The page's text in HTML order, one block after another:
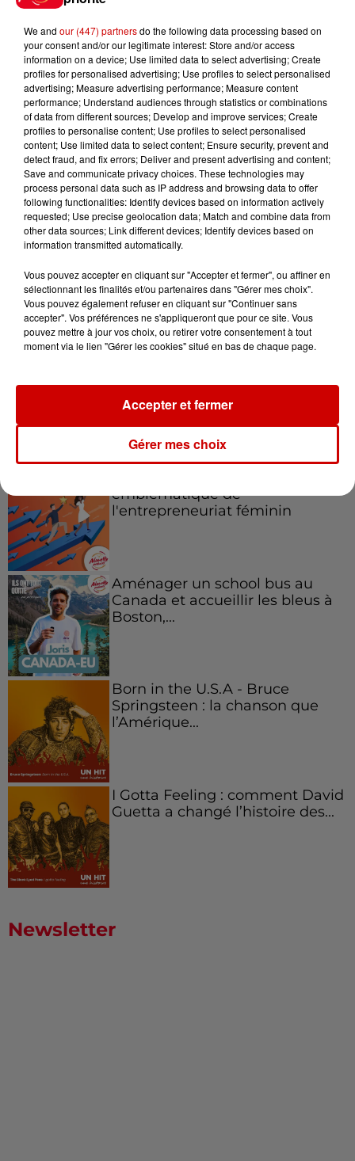
Gagnez vos entrées pour le
Musée du Sport Automobile au
Mans !
Alouette vous invite à
Futuroscope Xperiences !
Le Duel - Gagnez votre balade
en jet ski !
Podcasts
emblématique de
l'entrepreneuriat féminin
Aménager un school bus au
Canada et accueillir les bleus à
Boston,...
Born in the U.S.A - Bruce
Springsteen : la chanson que
l’Amérique...
I Gotta Feeling : comment David
Guetta a changé l’histoire des...
Newsletter
We and our (447) partnersdo the following data processing based on
your consent and/or our legitimate interest: Store and/or access
information on a device; Use limited data to select advertising; Create
profiles for personalised advertising; Use profiles to select personalised
advertising; Measure advertising performance; Measure content
performance; Understand audiences through statistics or combinations
of data from different sources; Develop and improve services; Create
profiles to personalise content; Use profiles to select personalised
content; Use limited data to select content; Ensure security, prevent and
detect fraud, and fix errors; Deliver and present advertising and content;
Save and communicate privacy choices. These technologies may
process personal data such as IP address and browsing data to offer
following functionalities: Identify devices based on information actively
requested; Use precise geolocation data; Match and combine data from
other data sources; Link different devices; Identify devices based on
information transmitted automatically.
Vous pouvez accepter en cliquant sur "Accepter et fermer", ou affiner en
sélectionnant les finalités et/ou partenaires dans "Gérer mes choix".
Vous pouvez également refuser en cliquant sur "Continuer sans
accepter". Vos préférences ne s'appliqueront que pour ce site. Vous
pouvez mettre à jour vos choix, ou retirer votre consentement à tout
moment via le lien "Gérer les cookies" situé en bas de chaque page.
Gérer mes choix
Accepter et fermer